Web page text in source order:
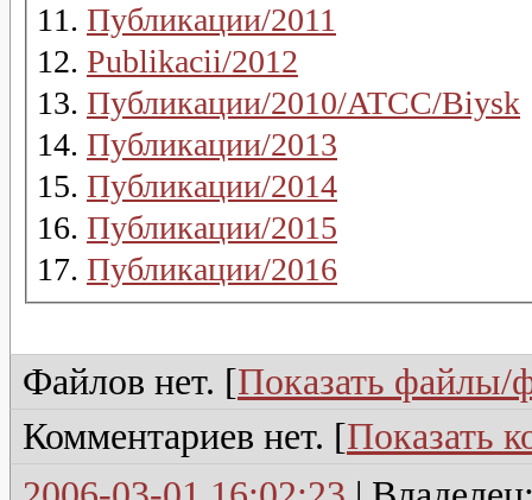
Публикации/2011
Publikacii/2012
Публикации/2010/ATCC/Biysk
Публикации/2013
Публикации/2014
Публикации/2015
Публикации/2016
Файлов нет. [Показать файлы/
Комментариев нет. [Показать